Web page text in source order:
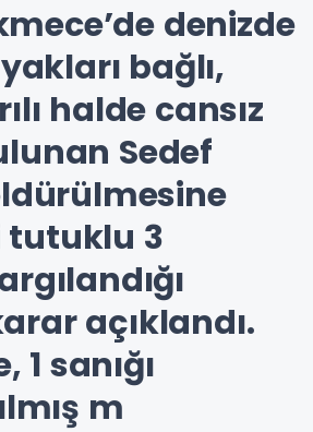
denizde
bağlı,
halde cansız
Sedef
tutuklu 3
açıklandı.
1 sanığı
m